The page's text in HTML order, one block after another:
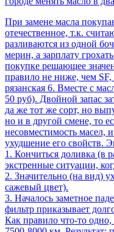
При замене масла
отечественное, т.к.
разливаются из одной
мерин, а зарплату
покупке решающее
правило не ниже, чем SF,
рязанская 6. Вместе с
50 руб). Двойной запас
да же тот же сорт, но
но и в другой смене, то
несовместимость масел,
ухудшение его свойств.
1. Кончиться доливка (в
экстренные ситуации,
2. Значительно (на вид)
сажевый цвет).
3. Началось заметное
фильтр приказывает
Как правило что-то одно,